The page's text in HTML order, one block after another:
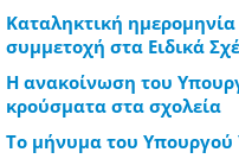
Καταληκτική
συμμετοχή στα Ειδικά
Η ανακοίνωση του
κρούσματα στα σχολεία
Το μήνυμα του Υπουργού